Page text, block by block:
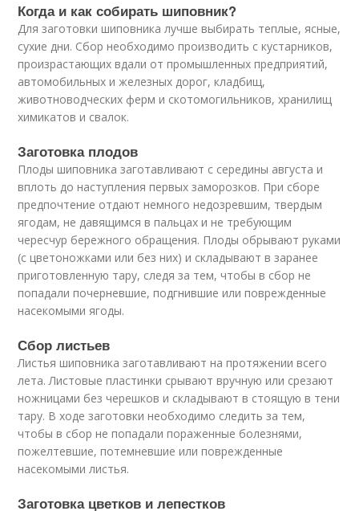
Когда и как собирать шиповник?
Для заготовки шиповника лучше выбирать теплые, ясные,
сухие дни. Сбор необходимо производить с кустарников,
произрастающих вдали от промышленных предприятий,
автомобильных и железных дорог, кладбищ,
животноводческих ферм и скотомогильников, хранилищ
химикатов и свалок.
Заготовка плодов
Плоды шиповника заготавливают с середины августа и
вплоть до наступления первых заморозков. При сборе
предпочтение отдают немного недозревшим, твердым
ягодам, не давящимся в пальцах и не требующим
чересчур бережного обращения. Плоды обрывают руками
(с цветоножками или без них) и складывают в заранее
приготовленную тару, следя за тем, чтобы в сбор не
попадали почерневшие, подгнившие или поврежденные
насекомыми ягоды.
Сбор листьев
Листья шиповника заготавливают на протяжении всего
лета. Листовые пластинки срывают вручную или срезают
ножницами без черешков и складывают в стоящую в тени
тару. В ходе заготовки необходимо следить за тем,
чтобы в сбор не попадали пораженные болезнями,
пожелтевшие, потемневшие или поврежденные
насекомыми листья.
Заготовка цветков и лепестков